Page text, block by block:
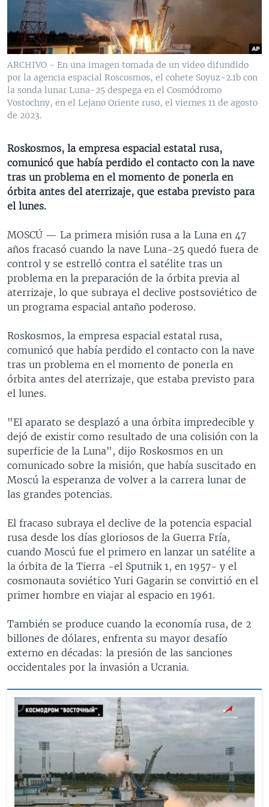
VENEZUELA
BRASIL
NICARAGUA
ECONOMÍA
ENTRETENIMIENTO Y CULTURA
TECNOLOGÍA
DEPORTES
CIENCIA Y SALUD
MULTIMEDIA
VIDEOS
FOTOGRAFÍA
AUDIOS
PROGRAMAS TV
EL MUNDO AL DÍA
FORO INTERAMERICANO
VISIÓN 360
LAS CLAVES
RADIO
AVANCE INFORMATIVO
AUDIONOTICIAS
BUENOS DÍAS AMÉRICA
EL MUNDO AL DÍA [RADIO]
FORO [RADIO]
DEPORTIVO INTERNACIONAL
ENTRETENIMIENTO
DIRECT
DOCUMENTALES DE LA VOA
SÍGANOS
ARCHIVO - En una imagen tomada de un video difundido
por la agencia espacial Roscosmos, el cohete Soyuz-2.1b con
la sonda lunar Luna-25 despega en el Cosmódromo
Vostochny, en el Lejano Oriente ruso, el viernes 11 de agosto
de 2023.
Roskosmos, la empresa espacial estatal rusa,
comunicó que había perdido el contacto con la nave
tras un problema en el momento de ponerla en
órbita antes del aterrizaje, que estaba previsto para
el lunes.
MOSCÚ — La primera misión rusa a la Luna en 47
años fracasó cuando la nave Luna-25 quedó fuera de
control y se estrelló contra el satélite tras un
problema en la preparación de la órbita previa al
aterrizaje, lo que subraya el declive postsoviético de
un programa espacial antaño poderoso.
Roskosmos, la empresa espacial estatal rusa,
comunicó que había perdido el contacto con la nave
tras un problema en el momento de ponerla en
órbita antes del aterrizaje, que estaba previsto para
el lunes.
"El aparato se desplazó a una órbita impredecible y
dejó de existir como resultado de una colisión con la
superficie de la Luna", dijo Roskosmos en un
comunicado sobre la misión, que había suscitado en
Moscú la esperanza de volver a la carrera lunar de
las grandes potencias.
El fracaso subraya el declive de la potencia espacial
rusa desde los días gloriosos de la Guerra Fría,
cuando Moscú fue el primero en lanzar un satélite a
la órbita de la Tierra -el Sputnik 1, en 1957- y el
cosmonauta soviético Yuri Gagarin se convirtió en el
primer hombre en viajar al espacio en 1961.
También se produce cuando la economía rusa, de 2
billones de dólares, enfrenta su mayor desafío
externo en décadas: la presión de las sanciones
occidentales por la invasión a Ucrania.